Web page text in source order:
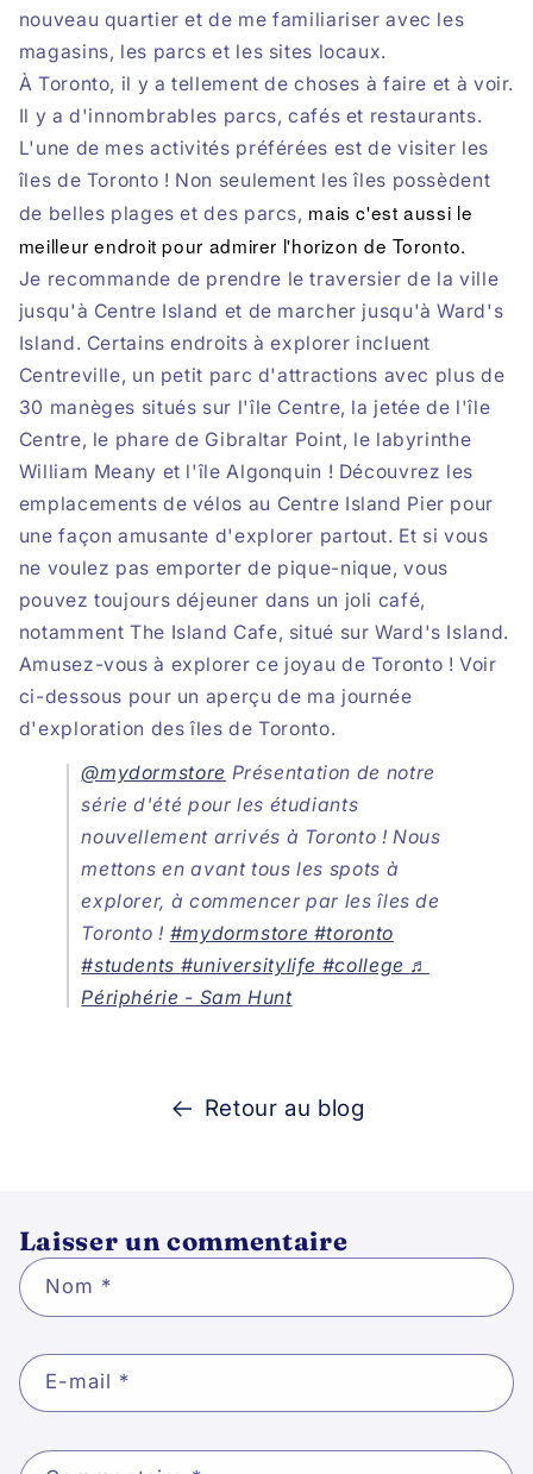
nouveau quartier et de me familiariser avec les
magasins, les parcs et les sites locaux.
À Toronto, il y a tellement de choses à faire et à voir.
Il y a d'innombrables parcs, cafés et restaurants.
L'une de mes activités préférées est de visiter les
îles de Toronto ! Non seulement les îles possèdent
de belles plages et des parcs, mais c'est aussi le
meilleur endroit pour admirer l'horizon de Toronto.
Je recommande de prendre le traversier de la ville
jusqu'à Centre Island et de marcher jusqu'à Ward's
Island. Certains endroits à explorer incluent
Centreville, un petit parc d'attractions avec plus de
30 manèges situés sur l'île Centre, la jetée de l'île
Centre, le phare de Gibraltar Point, le labyrinthe
William Meany et l'île Algonquin ! Découvrez les
emplacements de vélos au Centre Island Pier pour
une façon amusante d'explorer partout. Et si vous
ne voulez pas emporter de pique-nique, vous
pouvez toujours déjeuner dans un joli café,
notamment The Island Cafe, situé sur Ward's Island.
Amusez-vous à explorer ce joyau de Toronto ! Voir
ci-dessous pour un aperçu de ma journée
d'exploration des îles de Toronto.
@mydormstore Présentation de notre
série d'été pour les étudiants
nouvellement arrivés à Toronto ! Nous
mettons en avant tous les spots à
explorer, à commencer par les îles de
Toronto ! #mydormstore #toronto
#students #universitylife #college ♬
Périphérie - Sam Hunt
Retour au blog
Laisser un commentaire
Nom *
E-mail *